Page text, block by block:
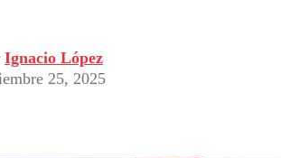
Ignacio López
25, 2025